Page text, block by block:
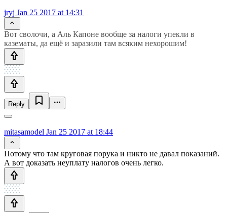
jryj Jan 25 2017 at 14:31
Вот сволочи, а Аль Капоне вообще за налоги упекли в
казематы, да ещё и заразили там всяким нехорошим!
Reply
mitasamodel Jan 25 2017 at 18:44
Потому что там круговая порука и никто не давал показаний.
А вот доказать неуплату налогов очень легко.